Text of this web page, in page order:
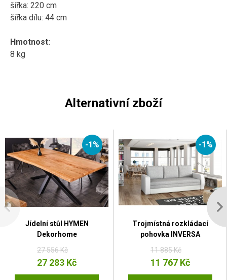
šířka: 220 cm
šířka dílu: 44 cm
Hmotnost:
8 kg
Alternativní zboží
-1%
Jídelní stůl HYMEN
Dekorhome
27 556 Kč
27 283 Kč
-1%
Trojmístná rozkládací
pohovka INVERSA
11 885 Kč
11 767 Kč